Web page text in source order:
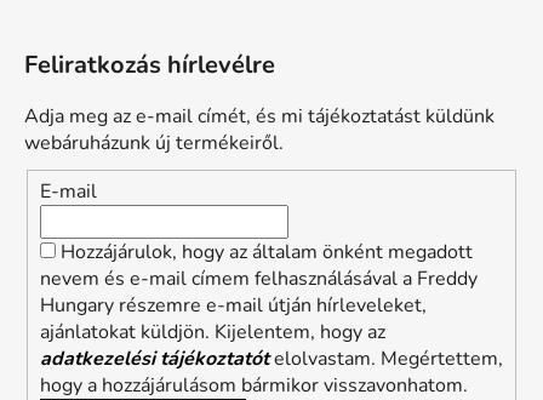
Feliratkozás hírlevélre
Adja meg az e-mail címét, és mi tájékoztatást küldünk
webáruházunk új termékeiről.
E-mail
Hozzájárulok, hogy az általam önként megadott
nevem és e-mail címem felhasználásával a Freddy
Hungary részemre e-mail útján hírleveleket,
ajánlatokat küldjön. Kijelentem, hogy az
adatkezelési tájékoztatótelolvastam. Megértettem,
hogy a hozzájárulásom bármikor visszavonhatom.